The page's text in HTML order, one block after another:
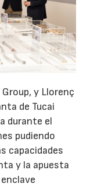
Group, y Llorenç
de Tucai
durante el
pudiendo
capacidades
y la apuesta